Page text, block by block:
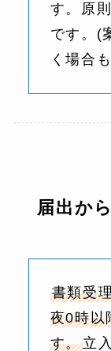
す。原
です。(
く場合
届出か
書類受
夜0時以
す。立